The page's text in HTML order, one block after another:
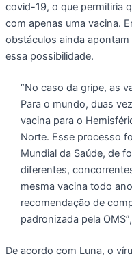
covid-19, o que permitiria
com apenas uma vacina.
obstáculos ainda
essa possibilidade.
“No caso da gripe, as
Para o mundo, duas
vacina para o
Norte. Esse processo
Mundial da Saúde, de
diferentes,
mesma vacina todo
recomendação de
padronizada pela
De acordo com Luna, o